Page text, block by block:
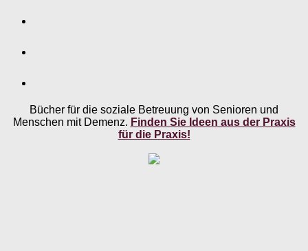
Bücher für die soziale Betreuung von Senioren und
Menschen mit Demenz. Finden Sie Ideen aus der Praxis
für die Praxis!